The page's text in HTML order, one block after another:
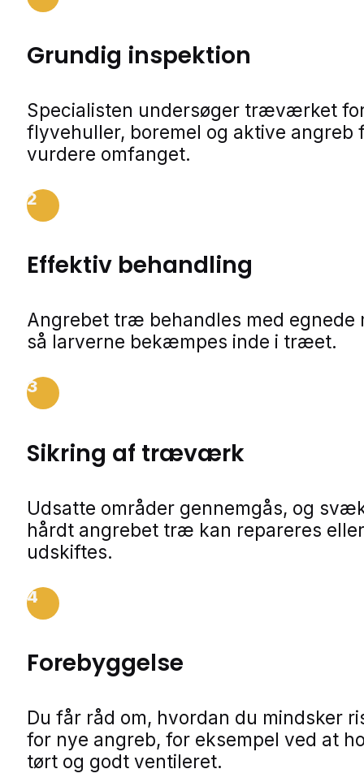
Grundig inspektion
Specialisten undersøger træværket
flyvehuller, boremel og aktive angreb
vurdere omfanget.
2
Effektiv behandling
Angrebet træ behandles med egnede
så larverne bekæmpes inde i træet.
3
Sikring af træværk
Udsatte områder gennemgås, og
hårdt angrebet træ kan repareres eller
udskiftes.
4
Forebyggelse
Du får råd om, hvordan du mindsker
for nye angreb, for eksempel ved at
tørt og godt ventileret.